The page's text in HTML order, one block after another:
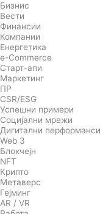
Бизнис
Вести
Финансии
Компании
Енергетика
e-Commerce
Старт-апи
Маркетинг
ПР
CSR/ESG
Успешни примери
Социјални мрежи
Дигитални перформанси
Web 3
Блокчејн
NFT
Крипто
Метаверс
Гејминг
AR / VR